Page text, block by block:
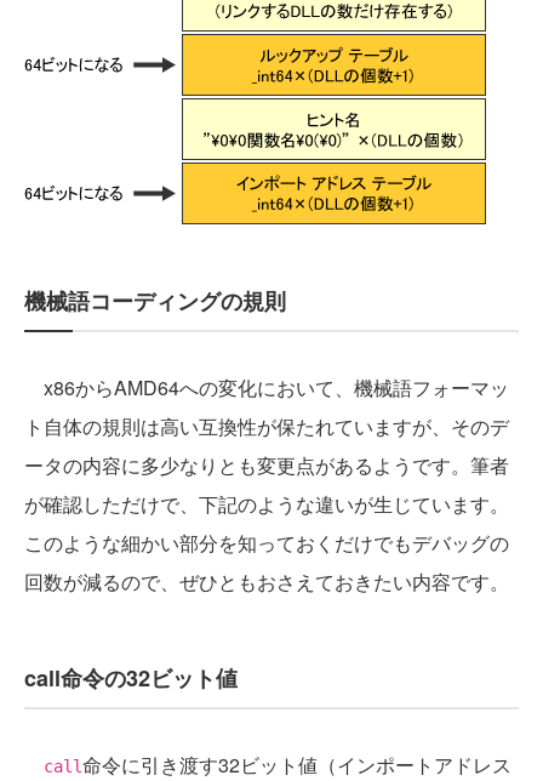
機械語コーディングの規則
x86からAMD64への変化において、機械語フォーマッ
ト自体の規則は高い互換性が保たれていますが、そのデ
ータの内容に多少なりとも変更点があるようです。筆者
が確認しただけで、下記のような違いが生じています。
このような細かい部分を知っておくだけでもデバッグの
回数が減るので、ぜひともおさえておきたい内容です。
call命令の32ビット値
call命令に引き渡す32ビット値（インポートアドレス